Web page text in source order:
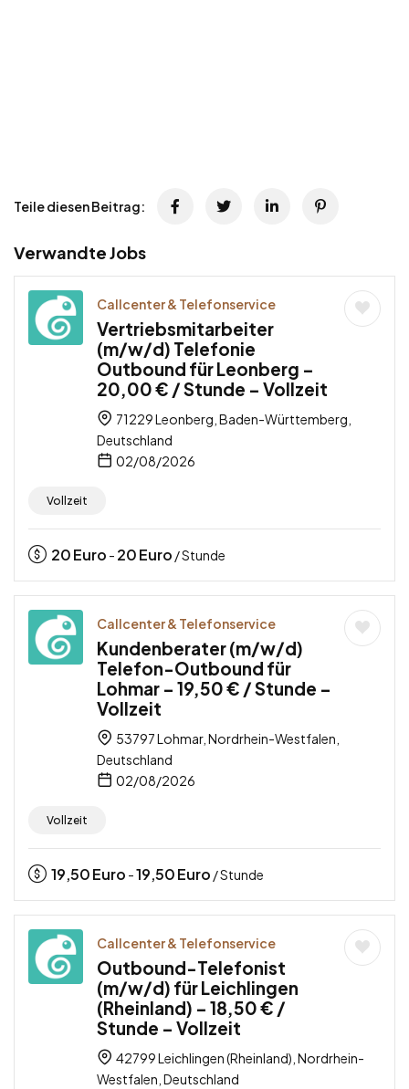
Teile diesen Beitrag:
Verwandte Jobs
Callcenter & Telefonservice
Vertriebsmitarbeiter
(m/w/d) Telefonie
Outbound für Leonberg –
20,00 € / Stunde – Vollzeit
71229 Leonberg, Baden-Württemberg,
Deutschland
02/08/2026
Vollzeit
20Euro - 20Euro / Stunde
Callcenter & Telefonservice
Kundenberater (m/w/d)
Telefon-Outbound für
Lohmar – 19,50 € / Stunde –
Vollzeit
53797 Lohmar, Nordrhein-Westfalen,
Deutschland
02/08/2026
Vollzeit
19,50Euro -19,50Euro / Stunde
Callcenter & Telefonservice
Outbound-Telefonist
(m/w/d) für Leichlingen
(Rheinland) – 18,50 € /
Stunde – Vollzeit
42799 Leichlingen (Rheinland), Nordrhein-
Westfalen, Deutschland